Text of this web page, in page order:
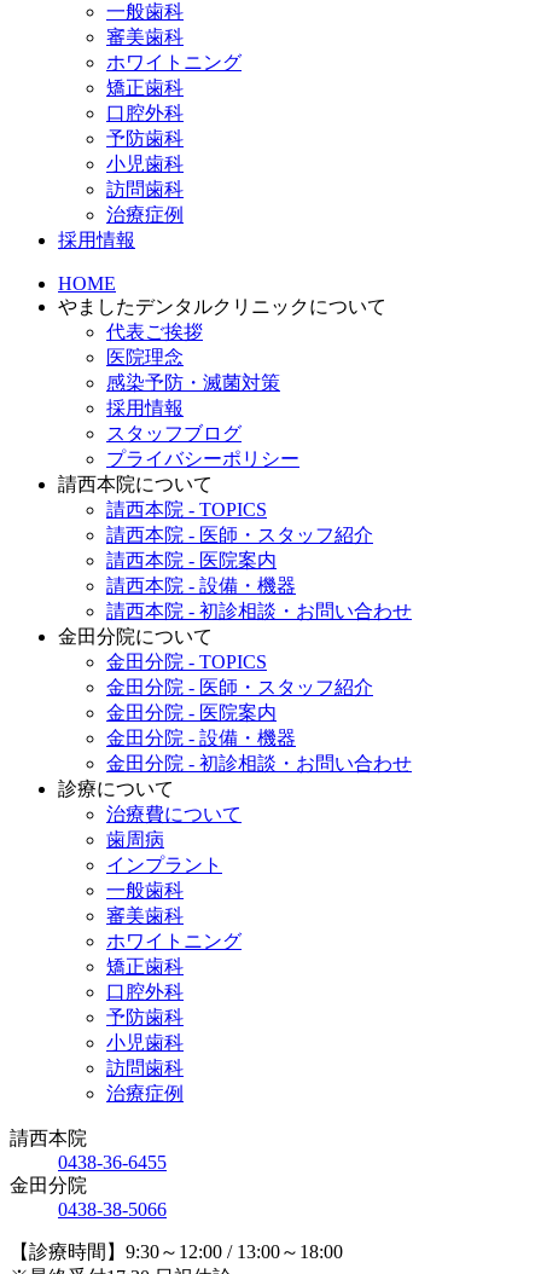
一般歯科
審美歯科
ホワイトニング
矯正歯科
口腔外科
予防歯科
小児歯科
訪問歯科
治療症例
採用情報
HOME
やましたデンタルクリニックについて
代表ご挨拶
医院理念
感染予防・滅菌対策
採用情報
スタッフブログ
プライバシーポリシー
請西本院について
請西本院 - TOPICS
請西本院 - 医師・スタッフ紹介
請西本院 - 医院案内
請西本院 - 設備・機器
請西本院 - 初診相談・お問い合わせ
金田分院について
金田分院 - TOPICS
金田分院 - 医師・スタッフ紹介
金田分院 - 医院案内
金田分院 - 設備・機器
金田分院 - 初診相談・お問い合わせ
診療について
治療費について
歯周病
インプラント
一般歯科
審美歯科
ホワイトニング
矯正歯科
口腔外科
予防歯科
小児歯科
訪問歯科
治療症例
請西本院
0438-36-6455
金田分院
0438-38-5066
【診療時間】9:30～12:00 / 13:00～18:00